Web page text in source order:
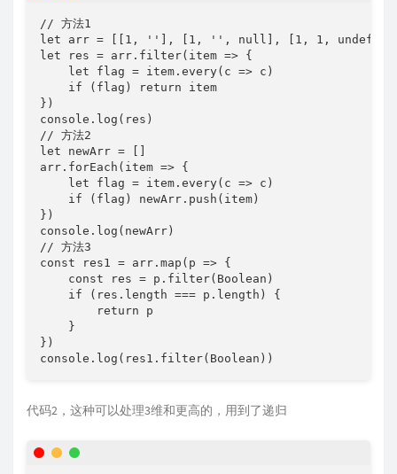
// 方法1
let arr = [[1, ''], [1, '', null], [1, 1,
let res = arr.filter(item => {
    let flag = item.every(c => c)
    if (flag) return item
})
console.log(res)
// 方法2
let newArr = []
arr.forEach(item => {
    let flag = item.every(c => c)
    if (flag) newArr.push(item)
})
console.log(newArr)
// 方法3
const res1 = arr.map(p => {
    const res = p.filter(Boolean)
    if (res.length === p.length) {
        return p
    }
})
console.log(res1.filter(Boolean))
代码2，这种可以处理3维和更高的，用到了递归